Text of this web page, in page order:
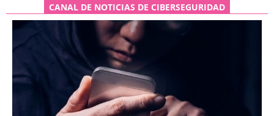
CANAL DE NOTICIAS DE CIBERSEGURIDAD